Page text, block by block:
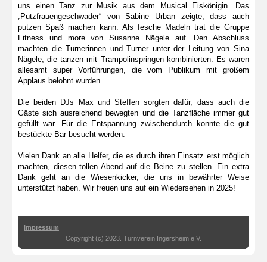
uns einen Tanz zur Musik aus dem Musical Eiskönigin. Das
„Putzfrauengeschwader“ von Sabine Urban zeigte, dass auch
putzen Spaß machen kann. Als fesche Madeln trat die Gruppe
Fitness und more von Susanne Nägele auf. Den Abschluss
machten die Turnerinnen und Turner unter der Leitung von Sina
Nägele, die tanzen mit Trampolinspringen kombinierten. Es waren
allesamt super Vorführungen, die vom Publikum mit großem
Applaus belohnt wurden.
Die beiden DJs Max und Steffen sorgten dafür, dass auch die
Gäste sich ausreichend bewegten und die Tanzfläche immer gut
gefüllt war. Für die Entspannung zwischendurch konnte die gut
bestückte Bar besucht werden.
Vielen Dank an alle Helfer, die es durch ihren Einsatz erst möglich
machten, diesen tollen Abend auf die Beine zu stellen. Ein extra
Dank geht an die Wiesenkicker, die uns in bewährter Weise
unterstützt haben. Wir freuen uns auf ein Wiedersehen in 2025!
Impressum
Copyright (c) 2023. Turnverein Ingersheim e.V.